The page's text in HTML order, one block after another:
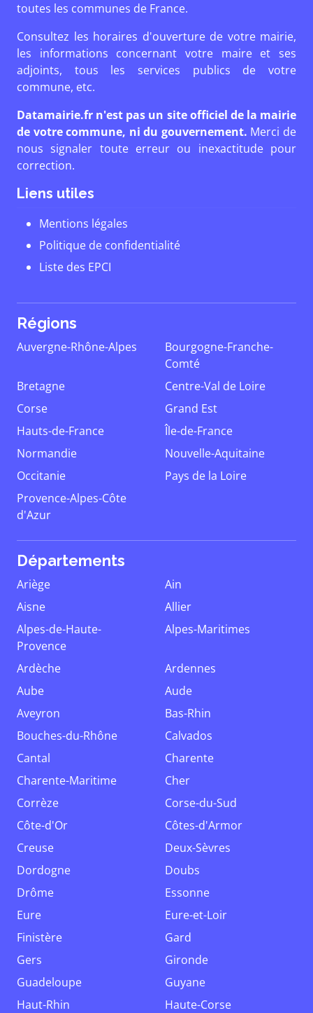
toutes les communes de France.
Consultez les horaires d'ouverture de votre mairie,
les informations concernant votre maire et ses
adjoints, tous les services publics de votre
commune, etc.
Datamairie.fr n'est pas un site officiel de la mairie
de votre commune, ni du gouvernement. Merci de
nous signaler toute erreur ou inexactitude pour
correction.
Liens utiles
Mentions légales
Politique de confidentialité
Liste des EPCI
Régions
Auvergne-Rhône-Alpes
Bourgogne-Franche-
Comté
Bretagne
Centre-Val de Loire
Corse
Grand Est
Hauts-de-France
Île-de-France
Normandie
Nouvelle-Aquitaine
Occitanie
Pays de la Loire
Provence-Alpes-Côte
d'Azur
Départements
Ariège
Ain
Aisne
Allier
Alpes-de-Haute-
Provence
Alpes-Maritimes
Ardèche
Ardennes
Aube
Aude
Aveyron
Bas-Rhin
Bouches-du-Rhône
Calvados
Cantal
Charente
Charente-Maritime
Cher
Corrèze
Corse-du-Sud
Côte-d'Or
Côtes-d'Armor
Creuse
Deux-Sèvres
Dordogne
Doubs
Drôme
Essonne
Eure
Eure-et-Loir
Finistère
Gard
Gers
Gironde
Guadeloupe
Guyane
Haut-Rhin
Haute-Corse